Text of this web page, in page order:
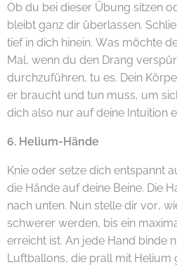
Ob du bei dieser Übung sitzen
bleibt ganz dir überlassen.
tief in dich hinein. Was möchte
Mal, wenn du den Drang
durchzuführen, tu es. Dein
er braucht und tun muss, um
dich also nur auf deine Intuition
6. Helium-Hände
Knie oder setze dich entspannt
die Hände auf deine Beine. Die
nach unten. Nun stelle dir vor,
schwerer werden, bis ein
erreicht ist. An jede Hand binde
Luftballons, die prall mit Helium